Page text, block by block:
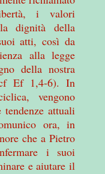
i valori
dignità della
atti, così da
alla legge
della nostra
Ef 1,4-6). In
vengono
tendenze attuali
ora, in
che a Pietro
i suoi
e aiutare il